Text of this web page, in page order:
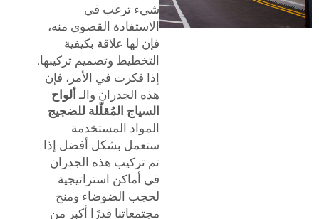
شيء ترغب في
الاستفادة القصوى منه،
فإن لها علاقة بكيفية
التخطيط وتصميم تركيبها.
إذا فكرت في الأمر، فإن
هذه الجدران والـألواح
السياج المُقلّلة للضجيج
المواد المستخدمة
ستعمل بشكل أفضل إذا
تم تركيب هذه الجدران
في أماكن استراتيجية
لحجب الضوضاء ومنح
مجتمعاتنا قدرًا أكبر من